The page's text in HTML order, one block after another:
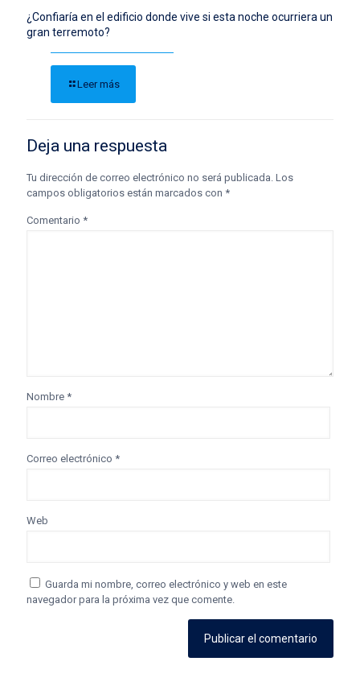
¿Confiaría en el edificio donde vive si esta noche ocurriera un
gran terremoto?
Leer más
Deja una respuesta
Tu dirección de correo electrónico no será publicada. Los
campos obligatorios están marcados con *
Comentario *
Nombre *
Correo electrónico *
Web
Guarda mi nombre, correo electrónico y web en este
navegador para la próxima vez que comente.